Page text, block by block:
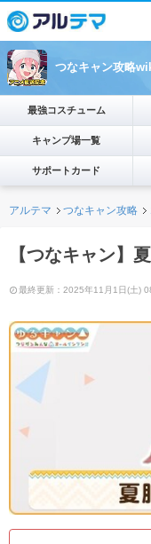
つなキャン攻略
最強コスチューム
キャンプ場一覧
サポートカード
アルテマ つなキャン攻略
【つなキャン】
最終更新：2025年11月1日(土)